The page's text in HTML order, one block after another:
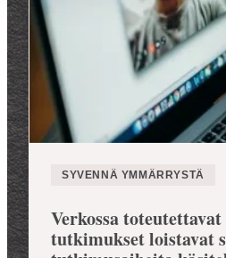
SYVENNÄ YMMÄRRYSTÄ
Verkossa
tutkimukset loistavat